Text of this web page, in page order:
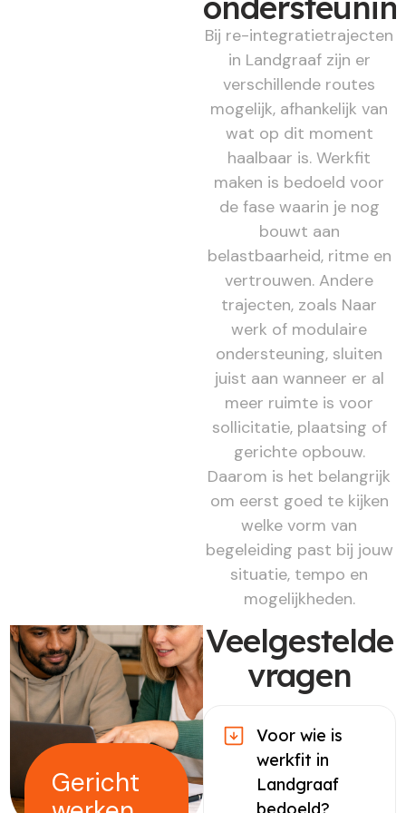
Bij re-integratietrajecten
in Landgraaf zijn er
verschillende routes
mogelijk, afhankelijk van
wat op dit moment
haalbaar is. Werkfit
maken is bedoeld voor
de fase waarin je nog
bouwt aan
belastbaarheid, ritme en
vertrouwen. Andere
trajecten, zoals Naar
werk of modulaire
ondersteuning, sluiten
juist aan wanneer er al
meer ruimte is voor
sollicitatie, plaatsing of
gerichte opbouw.
Daarom is het belangrijk
om eerst goed te kijken
welke vorm van
begeleiding past bij jouw
situatie, tempo en
mogelijkheden.
Gericht
Veelgestelde
vragen
Voor wie is
werkfit in
Landgraaf
bedoeld?